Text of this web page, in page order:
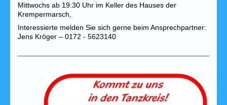
Mittwochs ab 19:30 Uhr im Keller des Hauses der
Krempermarsch,
Interessierte melden Sie sich gerne beim Ansprechpartner:
Jens Kröger – 0172 - 5623140